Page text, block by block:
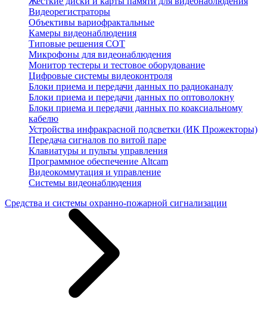
Видеорегистраторы
Объективы вариофрактальные
Камеры видеонаблюдения
Типовые решения СОТ
Микрофоны для видеонаблюдения
Монитор тестеры и тестовое оборудование
Цифровые системы видеоконтроля
Блоки приема и передачи данных по радиоканалу
Блоки приема и передачи данных по оптоволокну
Блоки приема и передачи данных по коаксиальному
кабелю
Устройства инфракрасной подсветки (ИК Прожекторы)
Передача сигналов по витой паре
Клавиатуры и пульты управления
Программное обеспечение Altcam
Видеокоммутация и управление
Системы видеонаблюдения
Средства и системы охранно-пожарной сигнализации